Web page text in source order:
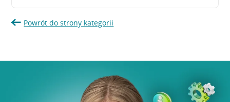
Powrót do strony kategorii